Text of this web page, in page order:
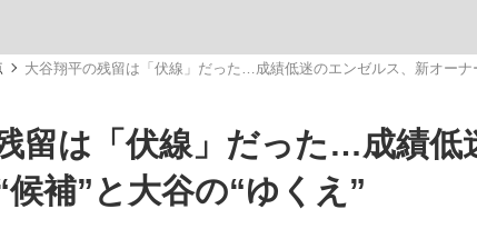
大谷翔平の残留は「伏線」だった…成績低迷のエンゼルス、新オーナ
留は「伏線」だった…成績低
補”と大谷の“ゆくえ”